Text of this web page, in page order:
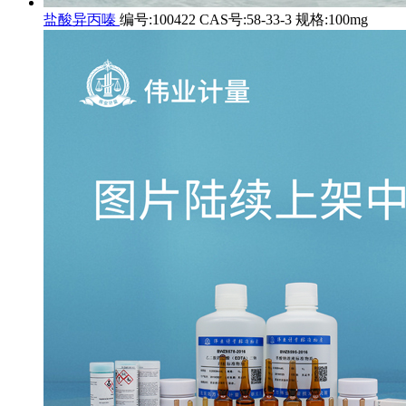
盐酸异丙嗪 编号:100422 CAS号:58-33-3 规格:100mg